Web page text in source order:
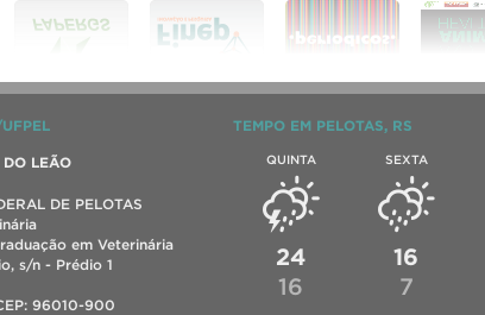
DO LEÃO
DE PELOTAS
em Veterinária
s/n - Prédio 1
96010-900
TEMPO EM PELOTAS, RS
QUINTA
24
16
SEXTA
16
7